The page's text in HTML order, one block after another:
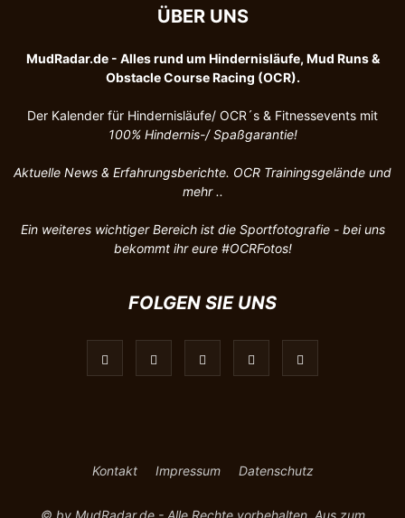
ÜBER UNS
MudRadar.de - Alles rund um Hindernisläufe, Mud Runs &
Obstacle Course Racing (OCR).
Der Kalender für Hindernisläufe/ OCR´s & Fitnessevents mit
100%Hindernis-/ Spaßgarantie!
Aktuelle News & Erfahrungsberichte. OCR Trainingsgelände und
mehr ..
Ein weiteres wichtiger Bereich ist die Sportfotografie - bei uns
bekommt ihr eure #OCRFotos!
FOLGEN SIE UNS
Kontakt Impressum Datenschutz
© by MudRadar.de - Alle Rechte vorbehalten. Aus zum